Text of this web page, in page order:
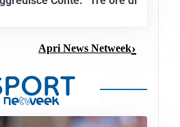
Apri News Netweek